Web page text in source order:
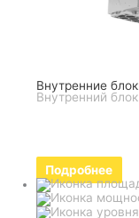
Внутренние
Внутренний
Подробнее